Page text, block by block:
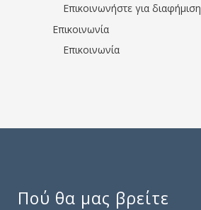
Επικοινωνήστε για διαφήμιση
Επικοινωνία
Επικοινωνία
Πού θα μας βρείτε